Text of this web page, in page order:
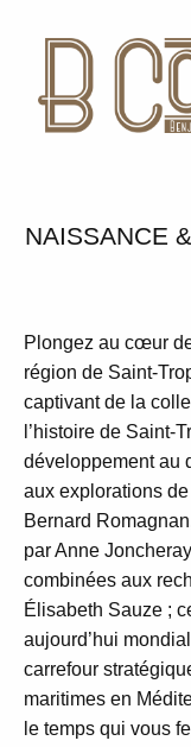
NAISSANCE
Plongez au cœur
région de Saint-
captivant de la
l’histoire de Saint-
développement au
aux explorations
Bernard
par Anne
combinées aux
Élisabeth Sauze ;
aujourd’hui
carrefour
maritimes en
le temps qui vous